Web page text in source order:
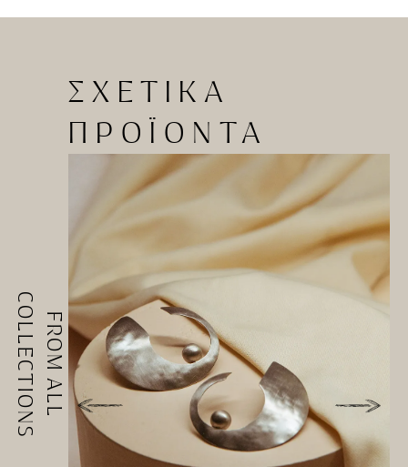
FROM ALL
COLLECTIONS
ΣΧΕΤΙΚΑ
ΠΡΟΪΟΝΤΑ